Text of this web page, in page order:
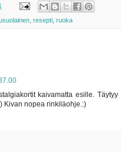
resepti ruoka
kaivamatta esille.
Kivan nopea rinkiläohje.:)